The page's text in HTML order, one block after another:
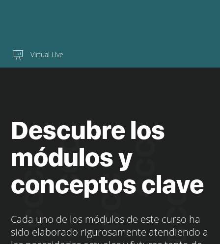
Virtual Live
Descubre los
módulos y
conceptos clave
Cada uno de los módulos de este curso ha
sido elaborado rigurosamente atendiendo a